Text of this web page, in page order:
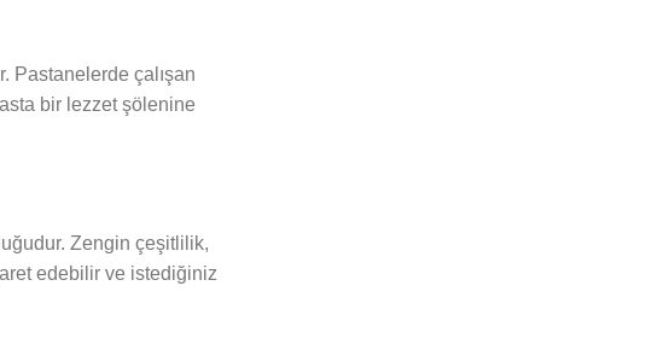
Pastanelerde çalışan
bir lezzet şölenine
Zengin çeşitlilik,
edebilir ve istediğiniz